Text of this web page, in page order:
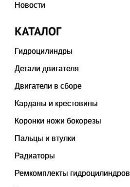
Новости
КАТАЛОГ
Гидроцилиндры
Детали двигателя
Двигатели в сборе
Карданы и крестовины
Коронки ножи бокорезы
Пальцы и втулки
Радиаторы
Ремкомплекты гидроцилиндров